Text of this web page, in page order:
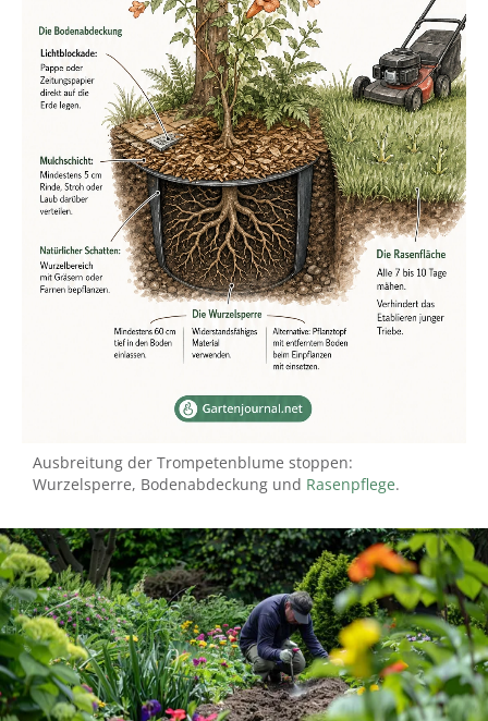
Ausbreitung der Trompetenblume stoppen:
Wurzelsperre, Bodenabdeckung und Rasenpflege.